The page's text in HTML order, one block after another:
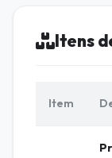
Itens
Item